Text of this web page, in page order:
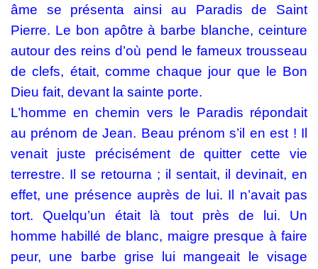
âme se présenta ainsi au Paradis de Saint
Pierre. Le bon apôtre à barbe blanche, ceinture
autour des reins d’où pend le fameux trousseau
de clefs, était, comme chaque jour que le Bon
Dieu fait, devant la sainte porte.
L’homme en chemin vers le Paradis répondait
au prénom de Jean. Beau prénom s’il en est ! Il
venait juste précisément de quitter cette vie
terrestre. Il se retourna ; il sentait, il devinait, en
effet, une présence auprès de lui. Il n’avait pas
tort. Quelqu’un était là tout près de lui. Un
homme habillé de blanc, maigre presque à faire
peur, une barbe grise lui mangeait le visage